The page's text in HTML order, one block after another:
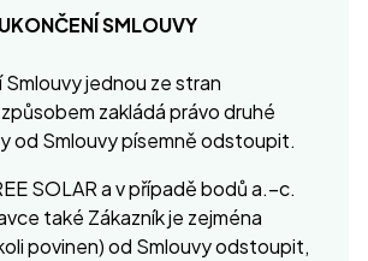
SMLOUVY
Smlouvy jednou ze stran
zakládá právo druhé
od Smlouvy písemně odstoupit.
SOLAR a v případě bodů a.–c.
také Zákazník je zejména
povinen) od Smlouvy odstoupit,